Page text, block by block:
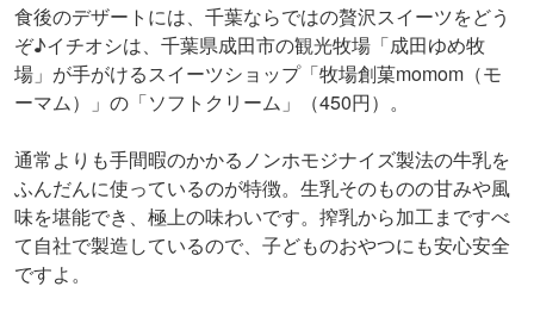
食後のデザートには、千葉ならではの贅沢スイーツをどう
ぞ♪イチオシは、千葉県成田市の観光牧場「成田ゆめ牧
場」が手がけるスイーツショップ「牧場創菓momom（モ
ーマム）」の「ソフトクリーム」（450円）。
通常よりも手間暇のかかるノンホモジナイズ製法の牛乳を
ふんだんに使っているのが特徴。生乳そのものの甘みや風
味を堪能でき、極上の味わいです。搾乳から加工まですべ
て自社で製造しているので、子どものおやつにも安心安全
ですよ。